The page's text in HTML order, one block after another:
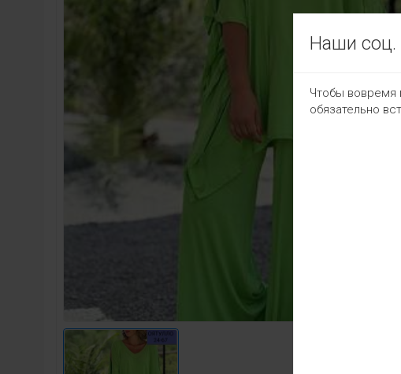
Наши соц.
Чтобы вовремя
обязательно